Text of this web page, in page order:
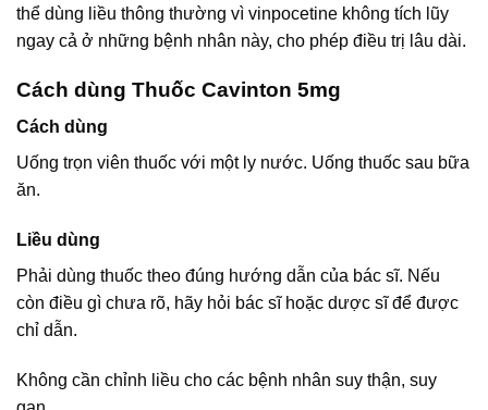
thể dùng liều thông thường vì vinpocetine không tích lũy
ngay cả ở những bệnh nhân này, cho phép điều trị lâu dài.
Cách dùng Thuốc Cavinton 5mg
Cách dùng
Uống trọn viên thuốc với một ly nước. Uống thuốc sau bữa
ăn.
Liều dùng
Phải dùng thuốc theo đúng hướng dẫn của bác sĩ. Nếu
còn điều gì chưa rõ, hãy hỏi bác sĩ hoặc dược sĩ để được
chỉ dẫn.
Không cần chỉnh liều cho các bệnh nhân suy thận, suy